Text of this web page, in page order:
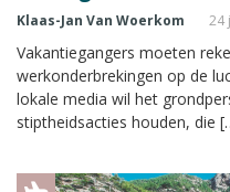
Klaas-Jan Van Woerkom 24
Vakantiegangers moeten
werkonderbrekingen op de
lokale media wil het
stiptheidsacties houden, die